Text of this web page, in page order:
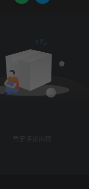
暂无评论内容